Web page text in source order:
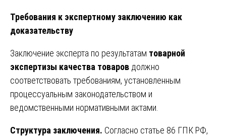
Требования к экспертному заключению как
доказательству
Заключение эксперта по результатам товарной
экспертизы качества товаров должно
соответствовать требованиям, установленным
процессуальным законодательством и
ведомственными нормативными актами.
Структура заключения. Согласно статье 86 ГПК РФ,